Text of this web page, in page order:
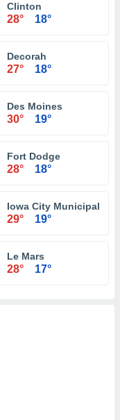
Clinton
28° 18°
Decorah
27° 18°
Des Moines
30° 19°
Fort Dodge
28° 18°
Iowa City Municipal
29° 19°
Le Mars
28° 17°